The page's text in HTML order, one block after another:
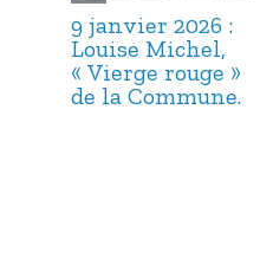
9 janvier 2026 :
Louise Michel,
« Vierge rouge »
de la Commune.